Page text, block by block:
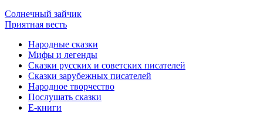
Солнечный зайчик
Приятная весть
Народные сказки
Мифы и легенды
Сказки русских и советских писателей
Сказки зарубежных писателей
Народное творчество
Послушать сказки
Е-книги